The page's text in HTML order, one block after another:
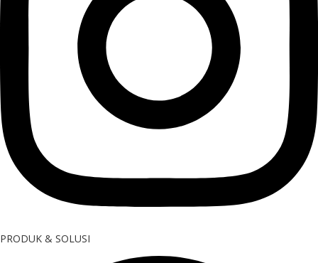
PRODUK & SOLUSI